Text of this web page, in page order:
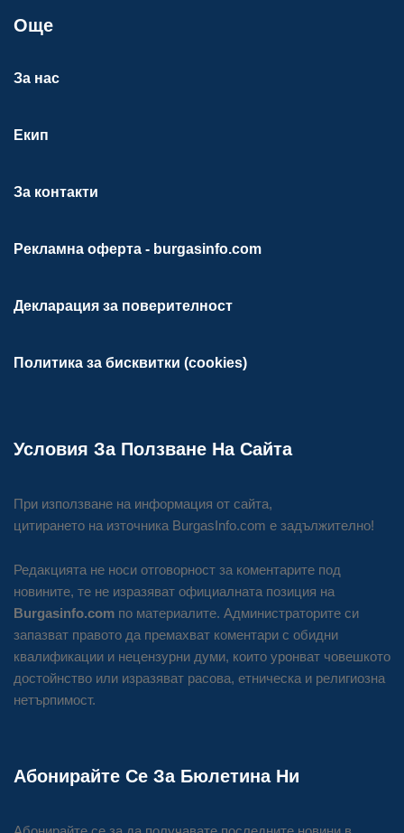
Още
За нас
Екип
За контакти
Рекламна оферта - burgasinfo.com
Декларация за поверителност
Политика за бисквитки (cookies)
Условия За Ползване На Сайта
При използване на информация от сайта,
цитирането на източника BurgasInfo.com е задължително!
Редакцията не носи отговорност за коментарите под
новините, те не изразяват официалната позиция на
Burgasinfo.com по материалите. Администраторите си
запазват правото да премахват коментари с обидни
квалификации и нецензурни думи, които уронват човешкото
достойнство или изразяват расова, етническа и религиозна
нетърпимост.
Абонирайте Се За Бюлетина Ни